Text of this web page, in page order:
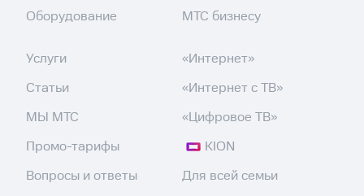
Оборудование
МТС бизнесу
Услуги
Статьи
МЫ МТС
Промо-тарифы
Вопросы и ответы
«Интернет»
«Интернет с ТВ»
«Цифровое ТВ»
KION
Для всей семьи